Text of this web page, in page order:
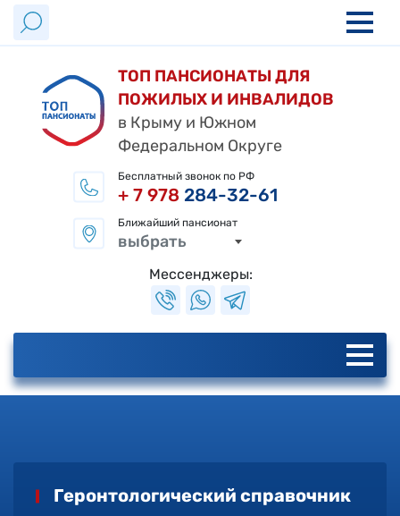
ТОП ПАНСИОНАТЫ ДЛЯ
ПОЖИЛЫХ И ИНВАЛИДОВ
в Крыму и Южном
Федеральном Округе
Бесплатный звонок по РФ
+ 7 978 284-32-61
Ближайший пансионат
выбрать
Мессенджеры:
Геронтологический справочник